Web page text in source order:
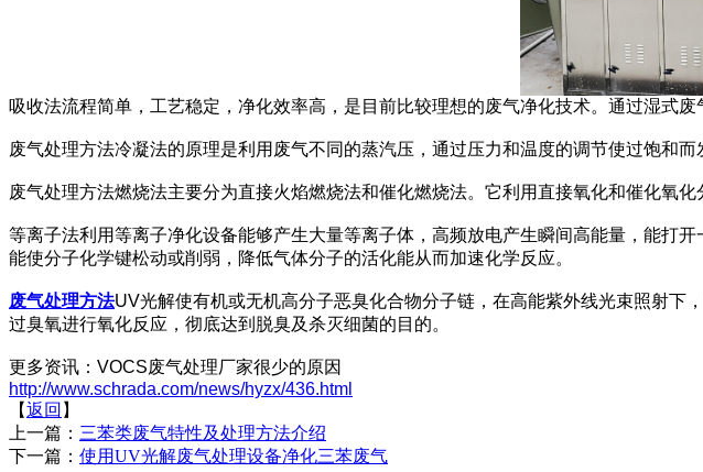
吸收法流程简单，工艺稳定，净化效率高，是目前比较理想的废气净化技术。通过湿式
废气处理方法冷凝法的原理是利用废气不同的蒸汽压，通过压力和温度的调节使过饱和
废气处理方法燃烧法主要分为直接火焰燃烧法和催化燃烧法。它利用直接氧化和催化氧
等离子法利用等离子净化设备能够产生大量等离子体，高频放电产生瞬间高能量，能打
能使分子化学键松动或削弱，降低气体分子的活化能从而加速化学反应。
废气处理方法UV光解使有机或无机高分子恶臭化合物分子链，在高能紫外线光束照射下
过臭氧进行氧化反应，彻底达到脱臭及杀灭细菌的目的。
更多资讯：VOCS废气处理厂家很少的原因
http://www.schrada.com/news/hyzx/436.html
【返回 】
上一篇： 三苯类废气特性及处理方法介绍
下一篇： 使用UV光解废气处理设备净化三苯废气